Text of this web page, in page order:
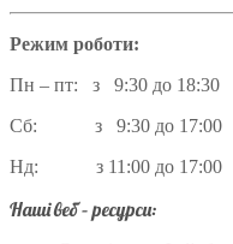
Режим роботи:
Пн – пт: з 9:30 до 18:30
Сб: з 9:30 до 17:00
Нд: з 11:00 до 17:00
Наші веб – ресурси: